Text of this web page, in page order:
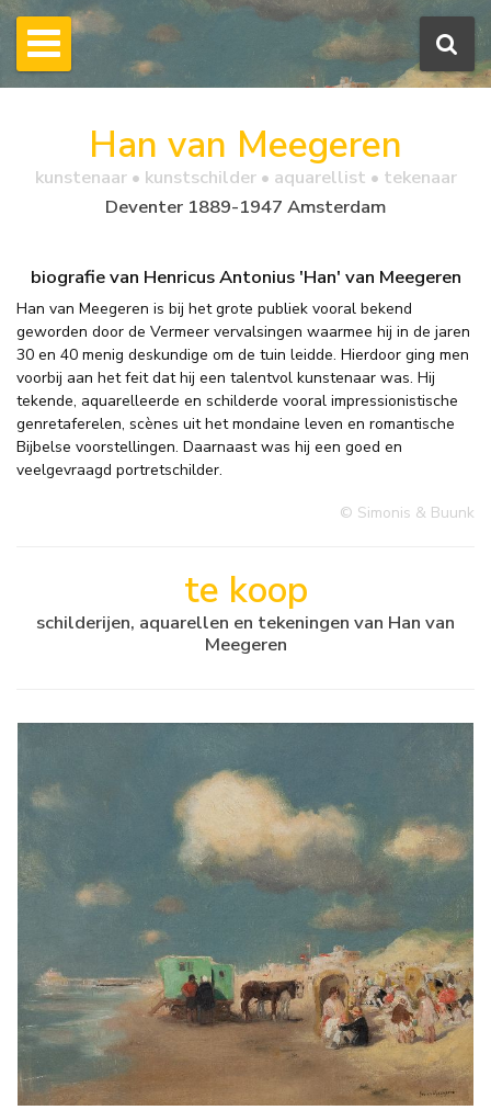
Han van Meegeren
kunstenaar • kunstschilder • aquarellist • tekenaar
Deventer 1889-1947 Amsterdam
biografie van Henricus Antonius 'Han' van Meegeren
Han van Meegeren is bij het grote publiek vooral bekend
geworden door de Vermeer vervalsingen waarmee hij in de jaren
30 en 40 menig deskundige om de tuin leidde. Hierdoor ging men
voorbij aan het feit dat hij een talentvol kunstenaar was. Hij
tekende, aquarelleerde en schilderde vooral impressionistische
genretaferelen, scènes uit het mondaine leven en romantische
Bijbelse voorstellingen. Daarnaast was hij een goed en
veelgevraagd portretschilder.
© Simonis & Buunk
te koop
schilderijen, aquarellen en tekeningen van Han van
Meegeren